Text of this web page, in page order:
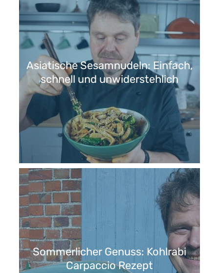
Asiatische Sesamnudeln: Einfach,
schnell und unwiderstehlich
Sommerlicher Genuss: Kohlrabi
Carpaccio Rezept